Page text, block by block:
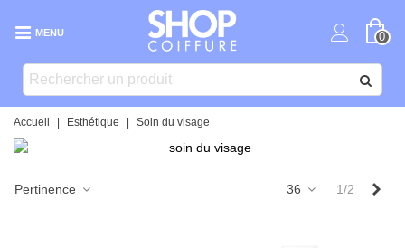
MENU 0
Accueil Esthétique Soin du visage
Pertinence 36 1/2